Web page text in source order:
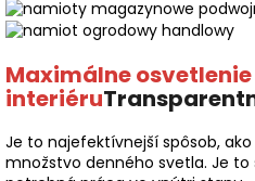
Maximálne osvetlenie
interiéru
Je to najefektívnejší spôsob,
množstvo denného svetla. Je to